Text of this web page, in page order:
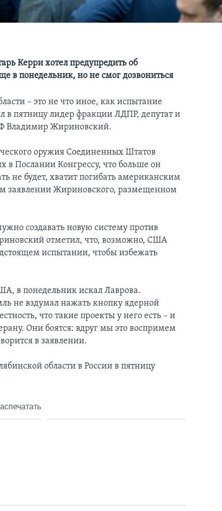
Керри хотел предупредить об
в понедельник, но не смог дозвониться
– это не что иное, как испытание
в пятницу лидер фракции ЛДПР, депутат и
Владимир Жириновский.
оружия Соединенных Штатов
Послании Конгрессу, что больше он
не будет, хватит погибать американским
заявлении Жириновского, размещенном
создавать новую систему против
отметил, что, возможно, США
испытании, чтобы избежать
в понедельник искал Лаврова.
не вздумал нажать кнопку ядерной
что такие проекты у него есть – и
Они боятся: вдруг мы это воспримем
в заявлении.
области в России в пятницу